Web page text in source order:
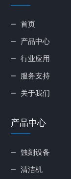
首页
产品中心
行业应用
服务支持
关于我们
产品中心
蚀刻设备
清洁机